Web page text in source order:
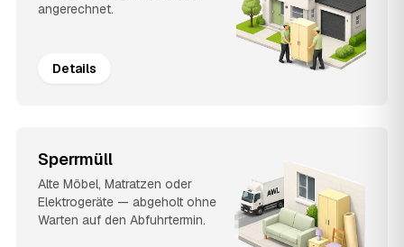
angerechnet.
Details
Sperrmüll
Alte Möbel, Matratzen oder
Elektrogeräte — abgeholt ohne
Warten auf den Abfuhrtermin.